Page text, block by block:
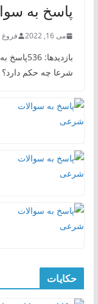
پاسخ به
می 16, 2022 فروغ
شرعا چه حکم دارد؟
حکایات